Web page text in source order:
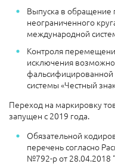
Выпуска в обращение
неограниченного
международной
Контроля
исключения
фальсифицированной
системы «Честный
Переход на маркировку
запущен с 2019 года.
Обязательной
перечень согласно
№792-р от 28.04.2018